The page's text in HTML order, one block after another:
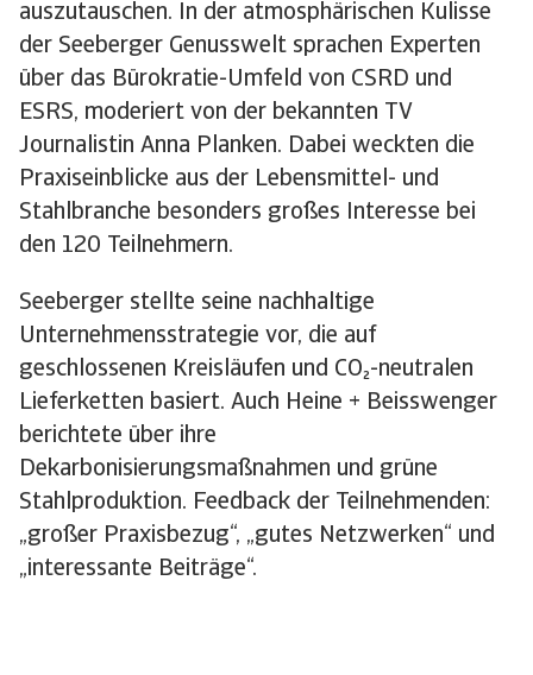
auszutauschen. In der atmosphärischen Kulisse
der Seeberger Genusswelt sprachen Experten
über das Bürokratie-Umfeld von CSRD und
ESRS, moderiert von der bekannten TV
Journalistin Anna Planken. Dabei weckten die
Praxiseinblicke aus der Lebensmittel- und
Stahlbranche besonders großes Interesse bei
den 120 Teilnehmern.
Seeberger stellte seine nachhaltige
Unternehmensstrategie vor, die auf
geschlossenen Kreisläufen und CO₂-neutralen
Lieferketten basiert. Auch Heine + Beisswenger
berichtete über ihre
Dekarbonisierungsmaßnahmen und grüne
Stahlproduktion. Feedback der Teilnehmenden:
„großer Praxisbezug“, „gutes Netzwerken“ und
„interessante Beiträge“.